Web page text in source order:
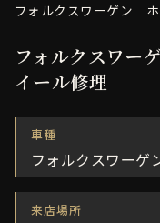
フォルクスワーゲン
フォルクスワー
イール修理
車種
フォルクスワーゲ
来店場所